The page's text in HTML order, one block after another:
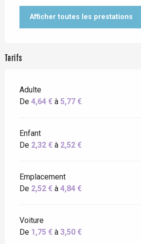
Afficher toutes les prestations
Tarifs
Adulte
De 4,64 € à 5,77 €
Enfant
De 2,32 € à 2,52 €
Emplacement
De 2,52 € à 4,84 €
Voiture
De 1,75 € à 3,50 €